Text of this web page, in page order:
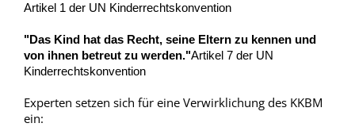
Artikel 1 der UN Kinderrechtskonvention
"Das Kind hat das Recht, seine Eltern zu kennen und
von ihnen betreut zu werden."Artikel 7 der UN
Kinderrechtskonvention
Experten setzen sich für eine Verwirklichung des KKBM
ein: